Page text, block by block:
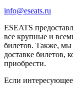
info@eseats.ru
ESEATS
все крупные и
билетов. Также, мы
доставке билетов,
приобрести.
Если интересующее